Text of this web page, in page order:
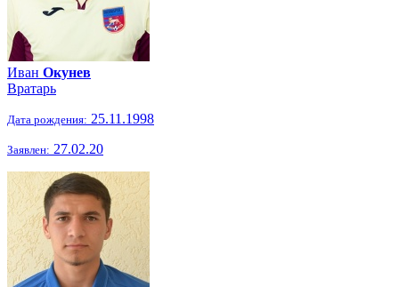
Иван Окунев
Вратарь
Дата рождения: 25.11.1998
Заявлен: 27.02.20